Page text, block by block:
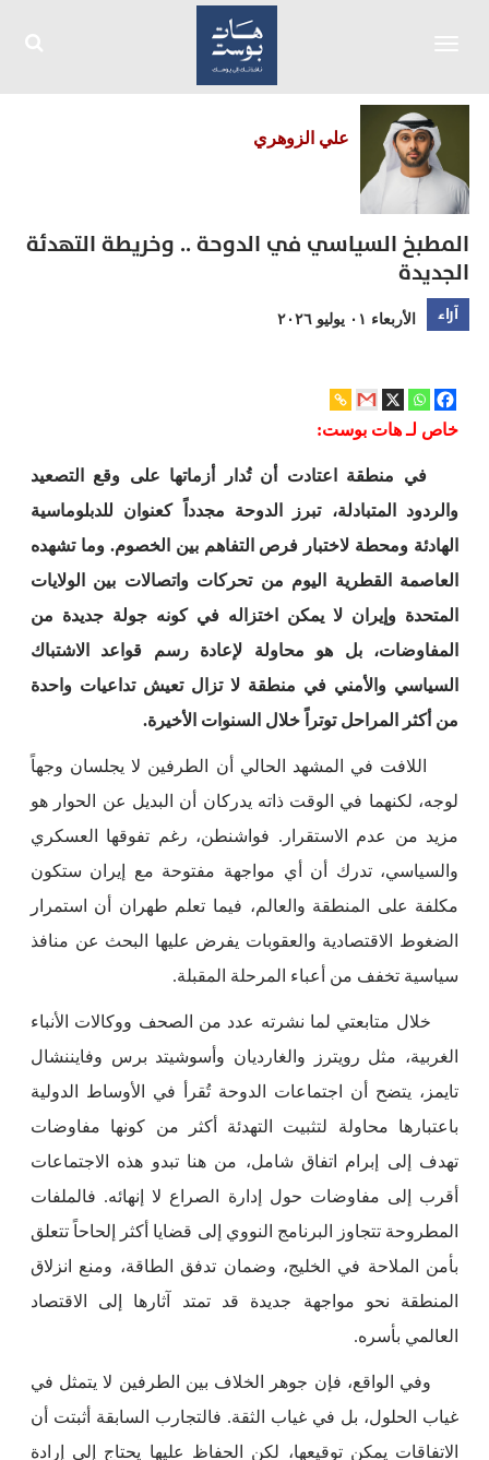
علي الزوهري
المطبخ السياسي في الدوحة .. وخريطة التهدئة
الجديدة
آراء الأربعاء ٠١ يوليو ٢٠٢٦
خاص لـ هات بوست:
في منطقة اعتادت أن تُدار أزماتها على وقع التصعيد
والردود المتبادلة، تبرز الدوحة مجدداً كعنوان للدبلوماسية
الهادئة ومحطة لاختبار فرص التفاهم بين الخصوم. وما تشهده
العاصمة القطرية اليوم من تحركات واتصالات بين الولايات
المتحدة وإيران لا يمكن اختزاله في كونه جولة جديدة من
المفاوضات، بل هو محاولة لإعادة رسم قواعد الاشتباك
السياسي والأمني في منطقة لا تزال تعيش تداعيات واحدة
من أكثر المراحل توتراً خلال السنوات الأخيرة.
اللافت في المشهد الحالي أن الطرفين لا يجلسان وجهاً
لوجه، لكنهما في الوقت ذاته يدركان أن البديل عن الحوار هو
مزيد من عدم الاستقرار. فواشنطن، رغم تفوقها العسكري
والسياسي، تدرك أن أي مواجهة مفتوحة مع إيران ستكون
مكلفة على المنطقة والعالم، فيما تعلم طهران أن استمرار
الضغوط الاقتصادية والعقوبات يفرض عليها البحث عن منافذ
سياسية تخفف من أعباء المرحلة المقبلة.
خلال متابعتي لما نشرته عدد من الصحف ووكالات الأنباء
الغربية، مثل رويترز والغارديان وأسوشيتد برس وفايننشال
تايمز، يتضح أن اجتماعات الدوحة تُقرأ في الأوساط الدولية
باعتبارها محاولة لتثبيت التهدئة أكثر من كونها مفاوضات
تهدف إلى إبرام اتفاق شامل، من هنا تبدو هذه الاجتماعات
أقرب إلى مفاوضات حول إدارة الصراع لا إنهائه. فالملفات
المطروحة تتجاوز البرنامج النووي إلى قضايا أكثر إلحاحاً تتعلق
بأمن الملاحة في الخليج، وضمان تدفق الطاقة، ومنع انزلاق
المنطقة نحو مواجهة جديدة قد تمتد آثارها إلى الاقتصاد
العالمي بأسره.
وفي الواقع، فإن جوهر الخلاف بين الطرفين لا يتمثل في
غياب الحلول، بل في غياب الثقة. فالتجارب السابقة أثبتت أن
الاتفاقات يمكن توقيعها، لكن الحفاظ عليها يحتاج إلى إرادة